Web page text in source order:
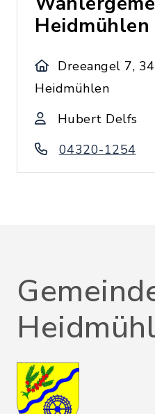
Heidmühlen
Dreeangel 7,
Heidmühlen
Hubert Delfs
04320-1254